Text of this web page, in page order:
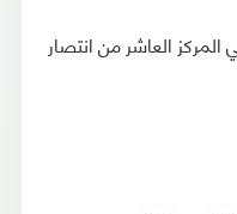
إلى 5 نقاط في المركز العاشر من انتصار